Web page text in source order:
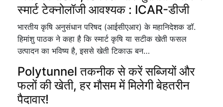
स्मार्ट टेक्नोलॉजी आवश्यक : ICAR-डीजी
भारतीय कृषि अनुसंधान परिषद (आईसीएआर) के महानिदेशक डॉ.
हिमांशु पाठक ने कहा है कि स्मार्ट कृषि या सटीक खेती फसल
उत्पादन का भविष्य है, इससे खेती टिकाऊ बन…
Polytunnel तकनीक से करें सब्जियों और
फलों की खेती, हर मौसम में मिलेगी बेहतरीन
पैदावार!